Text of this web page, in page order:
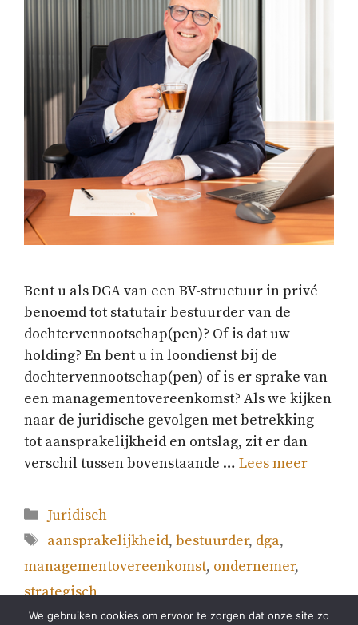
Bent u als DGA van een BV-structuur in privé
benoemd tot statutair bestuurder van de
dochtervennootschap(pen)? Of is dat uw
holding? En bent u in loondienst bij de
dochtervennootschap(pen) of is er sprake van
een managementovereenkomst? Als we kijken
naar de juridische gevolgen met betrekking
tot aansprakelijkheid en ontslag, zit er dan
verschil tussen bovenstaande … Lees meer
Categorieën
Juridisch
Tags
aansprakelijkheid, bestuurder, dga,
managementovereenkomst, ondernemer,
strategisch
We gebruiken cookies om ervoor te zorgen dat onze site zo